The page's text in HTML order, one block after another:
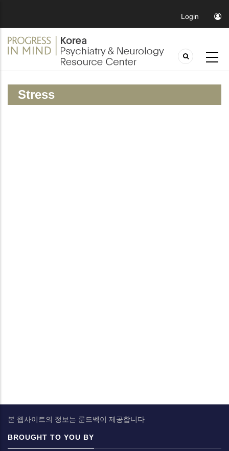
Login
Stress
본 웹사이트의 정보는 룬드벡이 제공합니다
BROUGHT TO YOU BY